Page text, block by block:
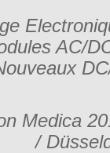
AC/
Medica
/